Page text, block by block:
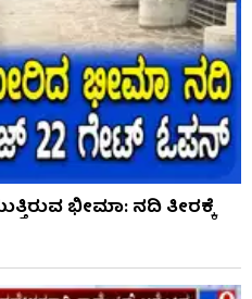
ಭೀಮಾ: ನದಿ ತೀರಕ್ಕೆ